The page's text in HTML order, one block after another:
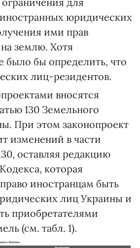
юридических
ими прав
землю. Хотя
было бы определить, что
лиц-резидентов.
вносятся
130 Земельного
При этом законопроект
изменений в части
оставляя редакцию
которая
иностранцам быть
лиц Украины и
приобретателями
(см. табл. 1).